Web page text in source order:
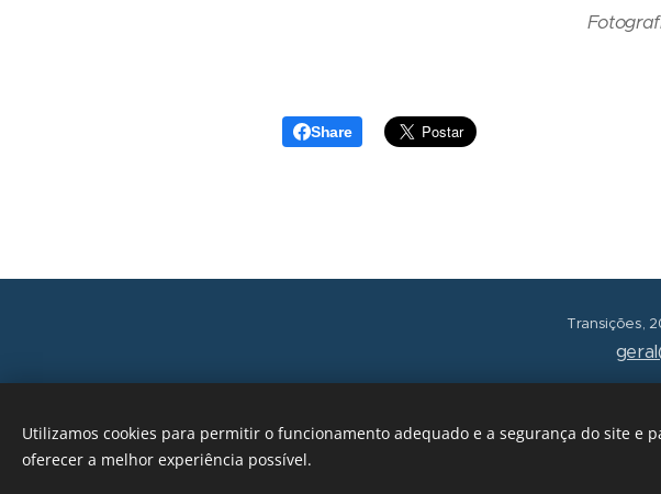
Share
Transições,
Utilizamos cookies para permitir o funcionamento adequado e a segurança do site e
oferecer a melhor experiência possível.